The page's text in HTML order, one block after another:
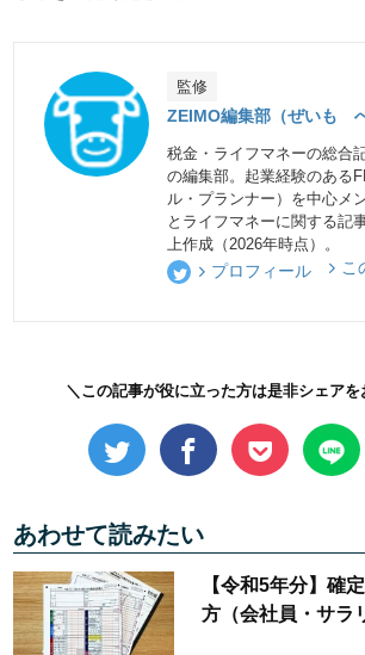
監修
ZEIMO編集部（ぜいも
税金・ライフマネーの総合
の編集部。起業経験のある
ル・プランナー）を中心メ
とライフマネーに関する記
上作成（2026年時点）。
プロフィール こ
＼この記事が役に立った方は是非シェアを
あわせて読みたい
【令和5年分】確
方（会社員・サラ